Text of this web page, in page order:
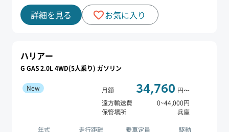
詳細を見る お気に入り
ハリアー
G GAS 2.0L 4WD(5人乗り) ガソリン
New 月額 34,760 円〜
遠方輸送費
0~44,000円
保管場所
兵庫
年式 走行距離 乗車定員 駆動